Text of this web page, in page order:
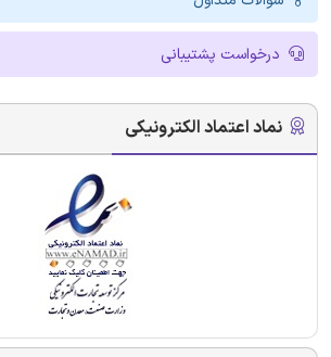
درخواست پشتیبانی
نماد اعتماد الکترونیکی